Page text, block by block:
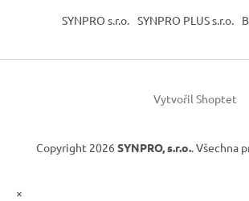
SYNPRO s.r.o. SYNPRO PLUS s.r.o.
Vytvořil Shoptet
Copyright 2026 SYNPRO, s.r.o.. Všechna
×